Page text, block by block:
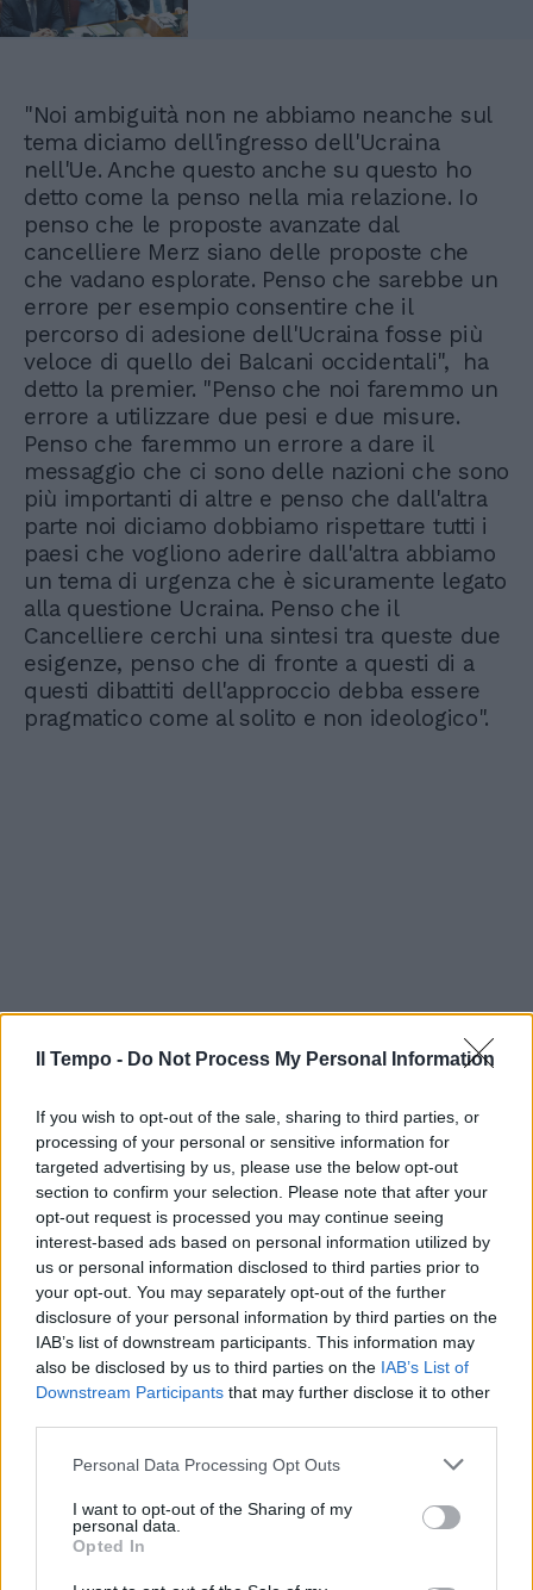
Il Tempo - Do Not Process My Personal Information
If you wish to opt-out of the sale, sharing to third parties, or
processing of your personal or sensitive information for
targeted advertising by us, please use the below opt-out
section to confirm your selection. Please note that after your
opt-out request is processed you may continue seeing
interest-based ads based on personal information utilized by
us or personal information disclosed to third parties prior to
your opt-out. You may separately opt-out of the further
disclosure of your personal information by third parties on the
IAB’s list of downstream participants. This information may
also be disclosed by us to third parties on the IAB’s List of
Downstream Participants that may further disclose it to other
Personal Data Processing Opt Outs
I want to opt-out of the Sharing of my
personal data.
Opted In
"Noi ambiguità non ne abbiamo neanche sul
tema diciamo dell'ingresso dell'Ucraina
nell'Ue. Anche questo anche su questo ho
detto come la penso nella mia relazione. Io
penso che le proposte avanzate dal
cancelliere Merz siano delle proposte che
che vadano esplorate. Penso che sarebbe un
errore per esempio consentire che il
percorso di adesione dell'Ucraina fosse più
veloce di quello dei Balcani occidentali", ha
detto la premier. "Penso che noi faremmo un
errore a utilizzare due pesi e due misure.
Penso che faremmo un errore a dare il
messaggio che ci sono delle nazioni che sono
più importanti di altre e penso che dall'altra
parte noi diciamo dobbiamo rispettare tutti i
paesi che vogliono aderire dall'altra abbiamo
un tema di urgenza che è sicuramente legato
alla questione Ucraina. Penso che il
Cancelliere cerchi una sintesi tra queste due
esigenze, penso che di fronte a questi di a
questi dibattiti dell'approccio debba essere
pragmatico come al solito e non ideologico".